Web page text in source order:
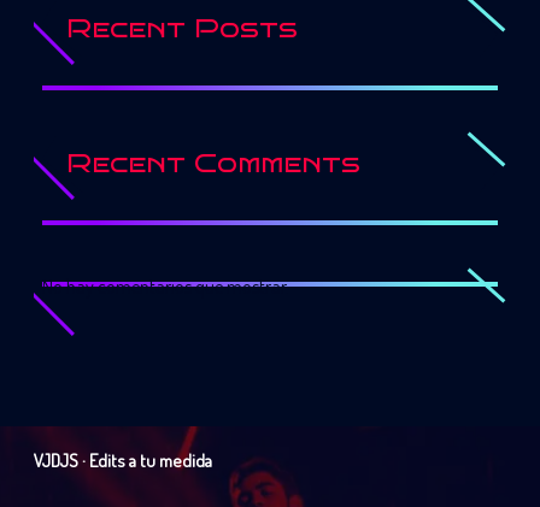
Recent Posts
Recent Comments
No hay comentarios que mostrar.
VJDJS · Edits a tu medida